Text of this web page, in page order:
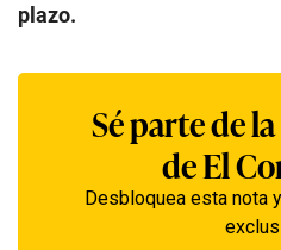
plazo.